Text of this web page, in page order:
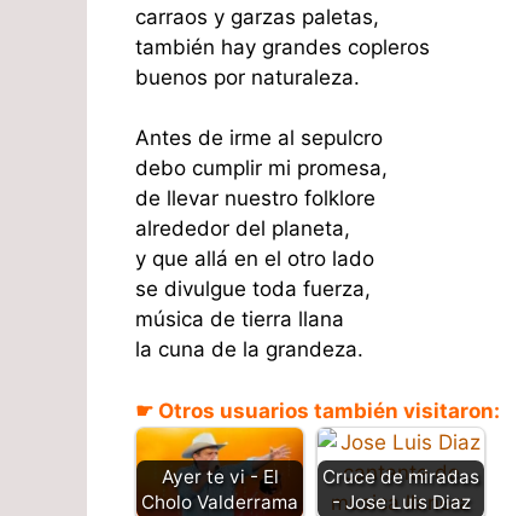
carraos y garzas paletas,
también hay grandes copleros
buenos por naturaleza.
Antes de irme al sepulcro
debo cumplir mi promesa,
de llevar nuestro folklore
alrededor del planeta,
y que allá en el otro lado
se divulgue toda fuerza,
música de tierra llana
la cuna de la grandeza.
☛ Otros usuarios también visitaron:
Ayer te vi - El
Cholo Valderrama
Cruce de miradas
- Jose Luis Diaz